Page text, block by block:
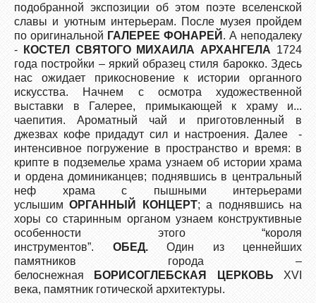
подобранной экспозиции об этом поэте вселенской
славы и уютным интерьерам. После музея пройдем
по оригинальной ГАЛЕРЕЕ ФОНАРЕЙ . А неподалеку
-
КОСТЕЛ СВЯТОГО МИХАИЛА АРХАНГЕЛА 1724
года постройки – яркий образец стиля барокко. Здесь
нас ожидает прикосновение к истории органного
искусства. Начнем с осмотра художественной
выставки в Галерее, примыкающей к храму и...
чаепития. Ароматный чай и приготовленный в
джезвах кофе придадут сил и настроения. Далее -
интенсивное погружение в пространство и время: в
крипте в подземелье храма узнаем об истории храма
и ордена доминиканцев; поднявшись в центральный
неф храма с пышными интерьерами
услышимОРГАННЫЙ КОНЦЕРТ; а поднявшись на
хоры со старинным органом узнаем конструктивные
особенности этого “короля
инструментов”. ОБЕД. Один из ценнейших
памятников города –
белоснежная
БОРИСОГЛЕБСКАЯ ЦЕРКОВЬ XVI
века, памятник готической архитектуры.